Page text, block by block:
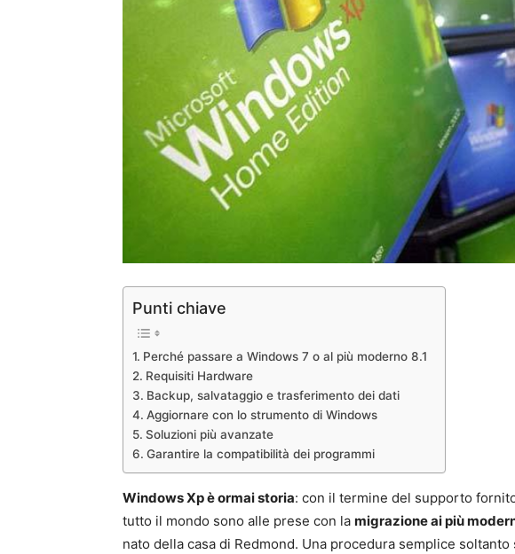
Punti chiave
Perché passare a Windows 7 o al più moderno 8.1
Requisiti Hardware
Backup, salvataggio e trasferimento dei dati
Aggiornare con lo strumento di Windows
Soluzioni più avanzate
Garantire la compatibilità dei programmi
Windows Xp è ormai storia: con il termine del supporto
tutto il mondo sono alle prese con la migrazione ai più
nato della casa di Redmond. Una procedura semplice